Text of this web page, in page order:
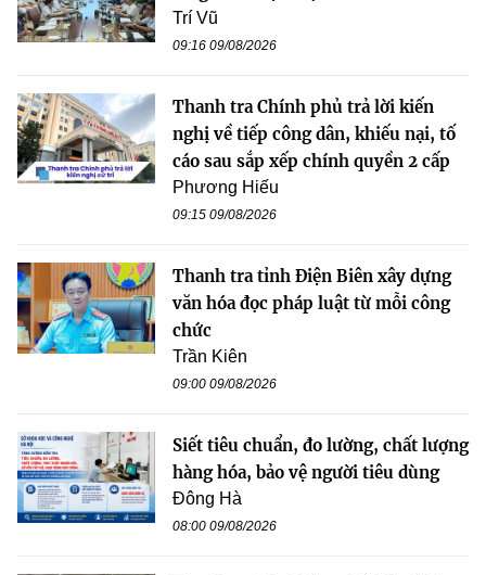
Trí Vũ
09:16 09/08/2026
Thanh tra Chính phủ trả lời kiến
nghị về tiếp công dân, khiếu nại, tố
cáo sau sắp xếp chính quyền 2 cấp
Phương Hiếu
09:15 09/08/2026
Thanh tra tỉnh Điện Biên xây dựng
văn hóa đọc pháp luật từ mỗi công
chức
Trần Kiên
09:00 09/08/2026
Siết tiêu chuẩn, đo lường, chất lượng
hàng hóa, bảo vệ người tiêu dùng
Đông Hà
08:00 09/08/2026